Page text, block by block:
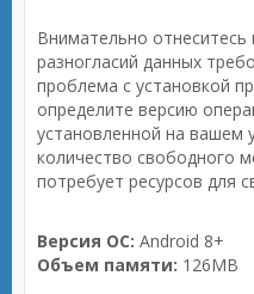
Внимательно отнеситесь
разногласий данных
проблема с установкой
определите версию
установленной на вашем
количество свободного
потребует ресурсов для
Версия ОС: Android 8+
Объем памяти: 126MB